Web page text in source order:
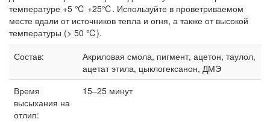
температуре +5 ℃ +25℃. Используйте в проветриваемом
месте вдали от источников тепла и огня, а также от высокой
температуры (> 50 ℃).
Состав:
Акриловая смола, пигмент, ацетон, таулол,
ацетат этила, цыклогексанон, ДМЭ
Время
высыхания на
отлип:
15–25 минут